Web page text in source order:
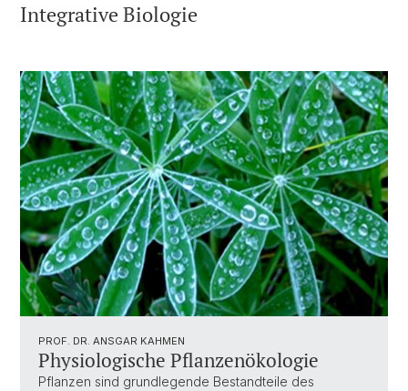
Integrative Biologie
PROF. DR. ANSGAR KAHMEN
Physiologische Pflanzenökologie
Pflanzen sind grundlegende Bestandteile des